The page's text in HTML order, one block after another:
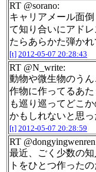
RT @sorano:
キャリアメール面
て知り合いにアド
たらあらかた弾か
[t] 2012-05-07 20:28:43
RT @N_write:
動物や微生物のう
作物に作ってるあ
も巡り巡ってどこ
かもしれないと思っ
[t] 2012-05-07 20:28:59
RT
最近、ごく少数の
トをひとつ作った